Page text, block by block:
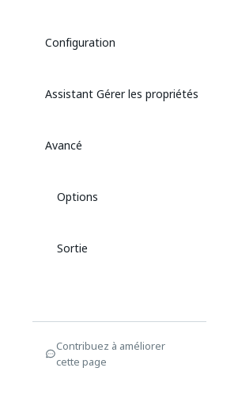
Configuration
Assistant Gérer les propriétés
Avancé
Options
Sortie
Contribuez à améliorer
cette page